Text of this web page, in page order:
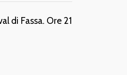
di Fassa. Ore 21